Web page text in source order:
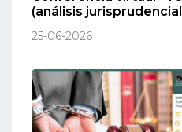
(análisis
25-06-2026